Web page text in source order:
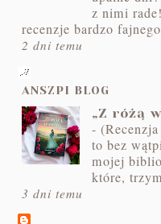
z nimi
recenzje bardzo
2 dni temu
ANSZPI BLOG
„Z różą
-
to bez
mojej
które,
3 dni temu